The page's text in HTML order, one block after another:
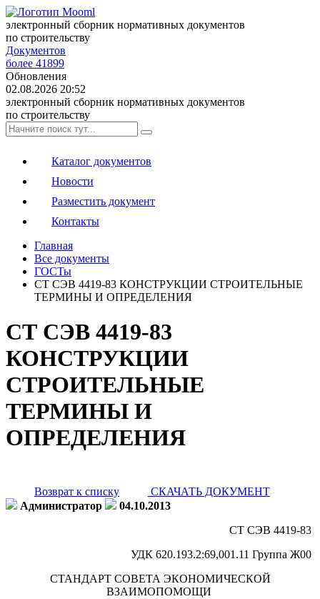
электронный сборник нормативных документов
по строительству
Документов
более 41899
Обновления
02.08.2026 20:52
электронный сборник нормативных документов
по строительству
Каталог документов
Новости
Разместить документ
Контакты
Главная
Все документы
ГОСТы
СТ СЭВ 4419-83 КОНСТРУКЦИИ СТРОИТЕЛЬНЫЕ
ТЕРМИНЫ И ОПРЕДЕЛЕНИЯ
СТ СЭВ 4419-83
КОНСТРУКЦИИ
СТРОИТЕЛЬНЫЕ
ТЕРМИНЫ И
ОПРЕДЕЛЕНИЯ
Возврат к списку
СКАЧАТЬ ДОКУМЕНТ
Администратор
04.10.2013
СТ СЭВ 4419-83
УДК 620.193.2:69,001.11 Группа Ж00
СТАНДАРТ СОВЕТА ЭКОНОМИЧЕСКОЙ
ВЗАИМОПОМОЩИ